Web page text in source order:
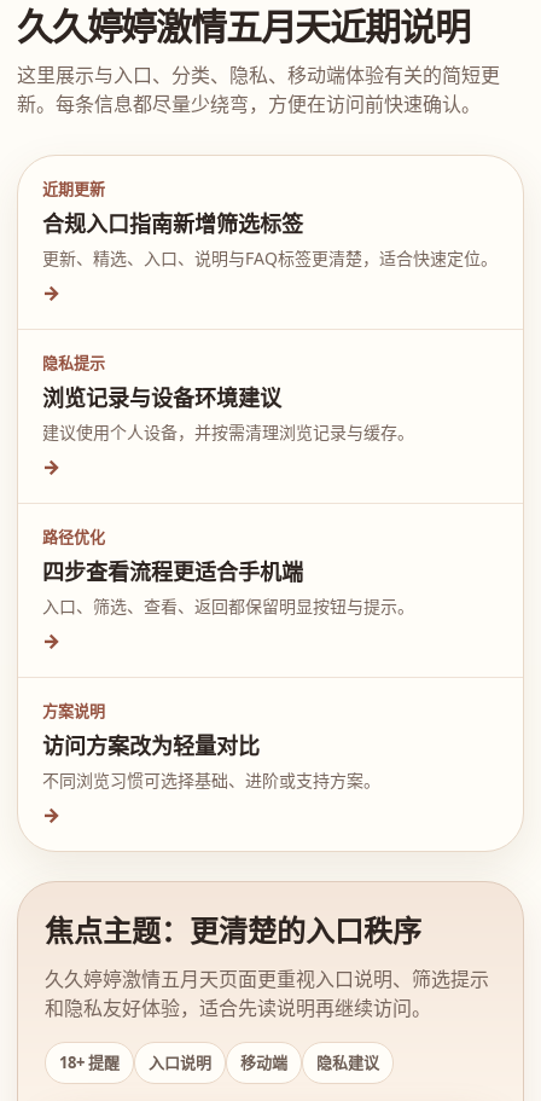
久久婷婷激情五月天近期说明
这里展示与入口、分类、隐私、移动端体验有关的简短更
新。每条信息都尽量少绕弯，方便在访问前快速确认。
近期更新
合规入口指南新增筛选标签
更新、精选、入口、说明与FAQ标签更清楚，适合快速定位。
→
隐私提示
浏览记录与设备环境建议
建议使用个人设备，并按需清理浏览记录与缓存。
→
路径优化
四步查看流程更适合手机端
入口、筛选、查看、返回都保留明显按钮与提示。
→
方案说明
访问方案改为轻量对比
不同浏览习惯可选择基础、进阶或支持方案。
→
焦点主题：更清楚的入口秩序
久久婷婷激情五月天页面更重视入口说明、筛选提示
和隐私友好体验，适合先读说明再继续访问。
18+ 提醒 入口说明 移动端 隐私建议